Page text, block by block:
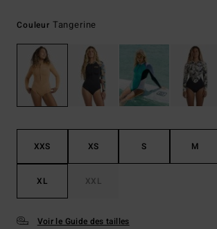
Couleur Tangerine
XXS XS S M
XL XXL
Voir le Guide des tailles